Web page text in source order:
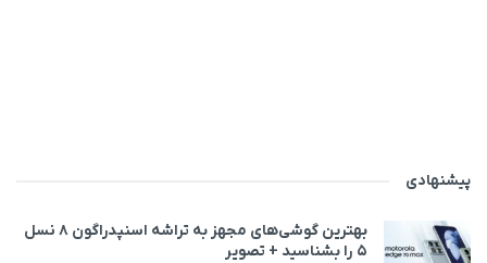
پیشنهادی
بهترین گوشی‌های مجهز به تراشه اسنپدراگون ۸ نسل
۵ را بشناسید + تصویر